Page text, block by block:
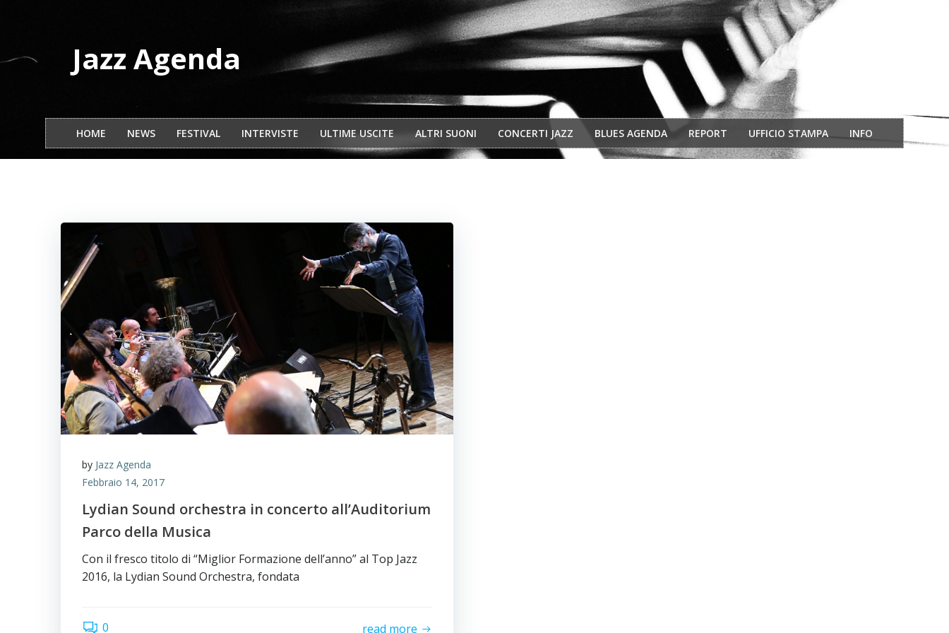
Jazz Agenda
HOME NEWS FESTIVAL INTERVISTE ULTIME USCITE ALTRI SUONI CONCERTI JAZZ BLUES AGENDA REPORT UFFICIO STAMPA INFO
by Jazz Agenda
Febbraio 14, 2017
Lydian Sound orchestra in concerto all’Auditorium
Parco della Musica
Con il fresco titolo di “Miglior Formazione dell’anno” al Top Jazz
2016, la Lydian Sound Orchestra, fondata
0 read more